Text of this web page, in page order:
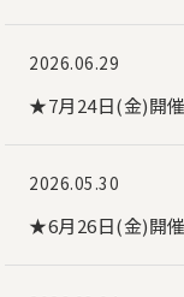
2026.06.29
★7月24日(金)開
2026.05.30
★6月26日(金)開